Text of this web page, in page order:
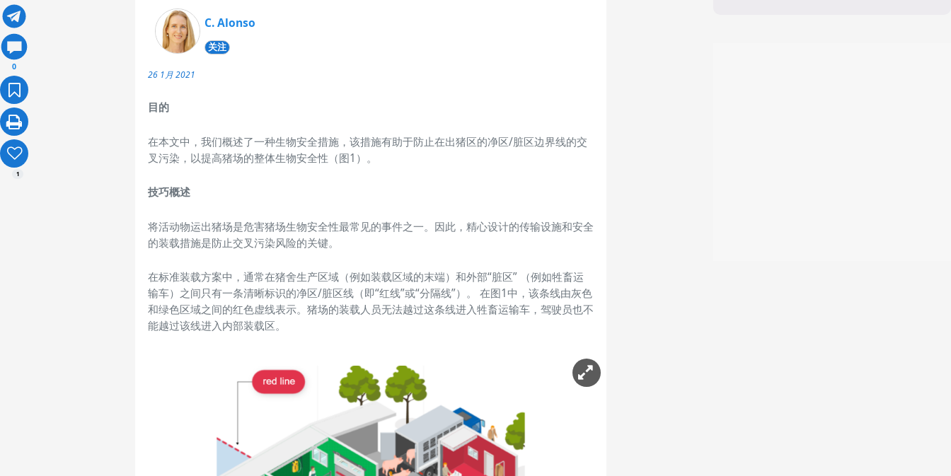
0
1
C. Alonso
关注
26 1月 2021
目的
在本文中，我们概述了一种生物安全措施，该措施有助于防止在出猪区的净区/脏区边界线的交
叉污染，以提高猪场的整体生物安全性（图1）。
技巧概述
将活动物运出猪场是危害猪场生物安全性最常见的事件之一。因此，精心设计的传输设施和安全
的装载措施是防止交叉污染风险的关键。
在标准装载方案中，通常在猪舍生产区域（例如装载区域的末端）和外部“脏区” （例如牲畜运
输车）之间只有一条清晰标识的净区/脏区线（即“红线”或“分隔线”）。 在图1中，该条线由灰色
和绿色区域之间的红色虚线表示。猪场的装载人员无法越过这条线进入牲畜运输车，驾驶员也不
能越过该线进入内部装载区。